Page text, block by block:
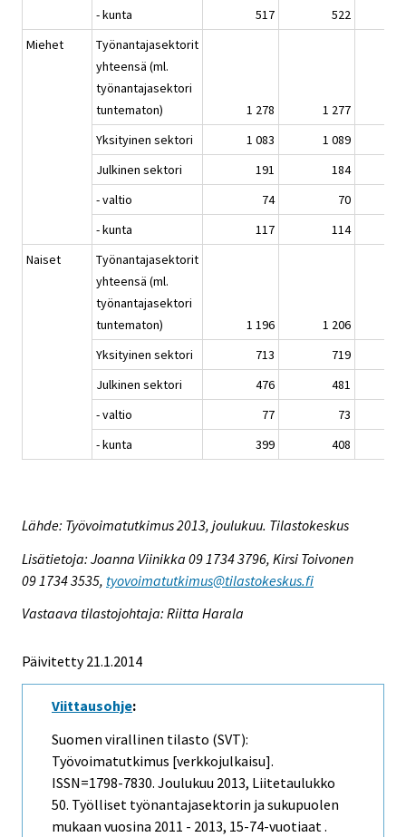
- kunta
517
522
Miehet
Työnantajasektorit
yhteensä (ml.
työnantajasektori
tuntematon)
1 278 1 277
Yksityinen sektori
1 083 1 089
Julkinen sektori
191
184
- valtio
74
70
- kunta
117
114
Naiset
Työnantajasektorit
yhteensä (ml.
työnantajasektori
tuntematon)
1 196 1 206
Yksityinen sektori
713
719
Julkinen sektori
476
481
- valtio
77
73
- kunta
399 408
Lähde: Työvoimatutkimus 2013, joulukuu. Tilastokeskus
Lisätietoja: Joanna Viinikka 09 1734 3796, Kirsi Toivonen
09 1734 3535, tyovoimatutkimus@tilastokeskus.fi
Vastaava tilastojohtaja: Riitta Harala
Päivitetty 21.1.2014
Viittausohje:
Suomen virallinen tilasto (SVT):
Työvoimatutkimus [verkkojulkaisu].
ISSN=1798-7830. Joulukuu 2013, Liitetaulukko
50. Työlliset työnantajasektorin ja sukupuolen
mukaan vuosina 2011 - 2013, 15-74-vuotiaat .